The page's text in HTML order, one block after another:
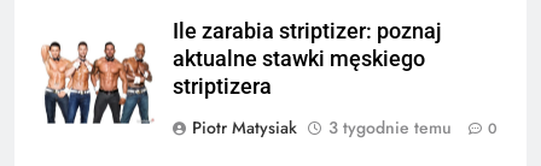
Ile zarabia striptizer: poznaj
aktualne stawki męskiego
striptizera
Piotr Matysiak
3 tygodnie temu 0